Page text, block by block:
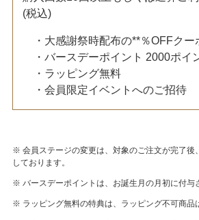
(税込)
・大感謝祭時配布の**％OFFク
・バースデーポイント 2000ポイ
・ラッピング無料
・会員限定イベントへのご招待
※ 会員ステージの変更は、対象のご注文が完了後
しております。
※ バースデーポイントは、お誕生月の月初に付与
※ ラッピング無料の特典は、ラッピング不可商品